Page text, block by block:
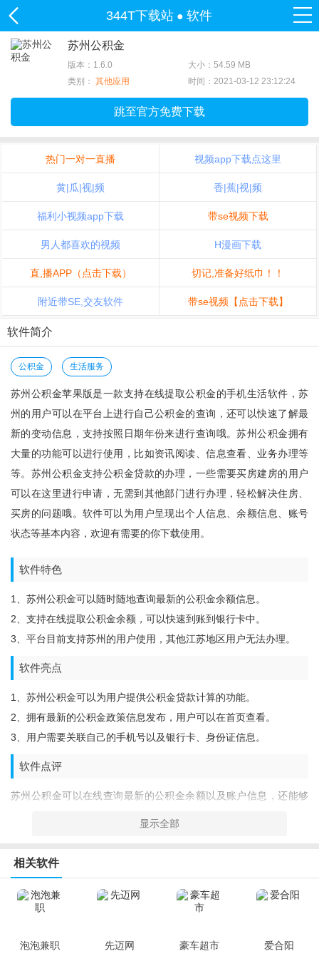
344T下载站 ●软件
苏州公积金
版本：1.6.0
大小：54.59 MB
类别： 其他应用 时间：2021-03-12 23:12:24
跳至官方免费下载
热门一对一直播 视频app下载点这里
黄|瓜|视|频 香|蕉|视|频
福利小视频app下载 带se视频下载
男人都喜欢的视频 H漫画下载
直,播APP（点击下载） 切记,准备好纸巾！！
附近带SE,交友软件 带se视频【点击下载】
软件简介
公积金 生活服务
苏州公积金苹果版是一款支持在线提取公积金的手机生活软件，苏
州的用户可以在平台上进行自己公积金的查询，还可以快速了解最
新的变动信息，支持按照日期年份来进行查询哦。苏州公积金拥有
大量的功能可以进行使用，比如资讯阅读、信息查看、业务办理等
等。苏州公积金支持公积金贷款的办理，一些需要买房建房的用户
可以在这里进行申请，无需到其他部门进行办理，轻松解决住房、
买房的问题哦。软件可以为用户呈现出个人信息、余额信息、账号
状态等基本内容，欢迎有需要的你下载使用。
软件特色
1、苏州公积金可以随时随地查询最新的公积金余额信息。
2、支持在线提取公积金余额，可以快速到账到银行卡中。
3、平台目前支持苏州的用户使用，其他江苏地区用户无法办理。
软件亮点
1、苏州公积金可以为用户提供公积金贷款计算的功能。
2、拥有最新的公积金政策信息发布，用户可以在首页查看。
3、用户需要关联自己的手机号以及银行卡、身份证信息。
软件点评
苏州公积金可以在线查询最新的公积金余额以及账户信息，还能够
用。
显示全部
相关软件
泡泡兼职 先迈网 豪车超市 爱合阳